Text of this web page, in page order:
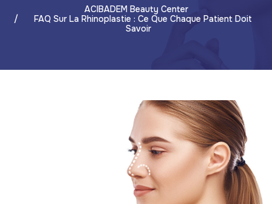
ACIBADEM Beauty Center
FAQ Sur La Rhinoplastie : Ce Que Chaque Patient Doit
Savoir